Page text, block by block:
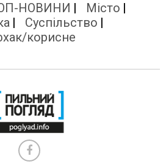
НОВИНИ
Місто
Суспільство
корисне